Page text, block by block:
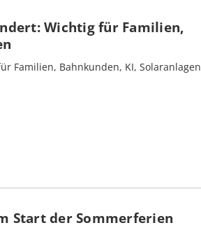
Wichtig für Familien,
Familien, Bahnkunden, KI, Solaranlagen
Start der Sommerferien